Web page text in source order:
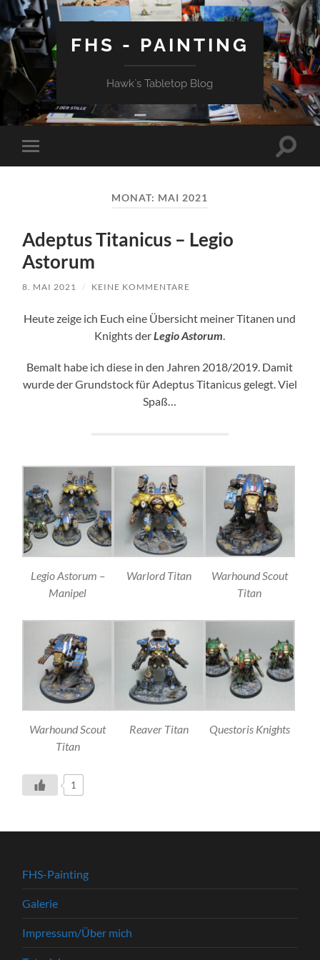
FHS - PAINTING
Hawk`s Tabletop Blog
Mobile-
Menü
MONAT: MAI 2021
Adeptus Titanicus – Legio
Astorum
8. MAI 2021 / KEINE KOMMENTARE
Heute zeige ich Euch eine Übersicht meiner Titanen und
Knights derLegio Astorum.
Bemalt habe ich diese in den Jahren 2018/2019. Damit
wurde der Grundstock für Adeptus Titanicus gelegt. Viel
Spaß…
Legio Astorum –
Manipel
Warlord Titan
Warhound Scout
Titan
Warhound Scout
Titan
Reaver Titan Questoris Knights
1
FHS-Painting
Galerie
Impressum/Über mich